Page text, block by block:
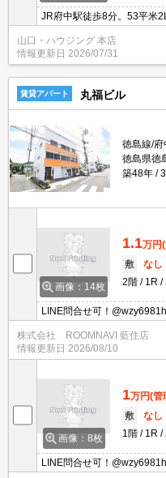
JR府中駅徒歩8分。53平米
場。敷金不要、カード決済
せんか。
山口・ハウジング 本店
情報更新日 2026/07/31
賃貸アパート 丸福ビル
徳島線/
徳島県徳
築48年
画像：14枚
1.1万円
敷
なし
2階
1R
LINE問合せ可！
株式会社 ROOMNAVI 藍住店
情報更新日 2026/08/10
画像：8枚
1万円(管
敷
なし
1階
1R
LINE問合せ可！